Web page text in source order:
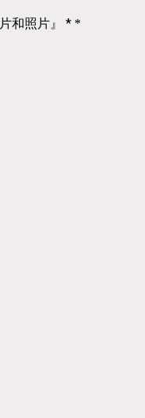
和照片』 * *